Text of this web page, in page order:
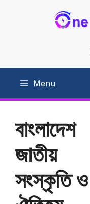
Menu
বাংলাদেশ
জাতীয়
সংস্কৃতি ও